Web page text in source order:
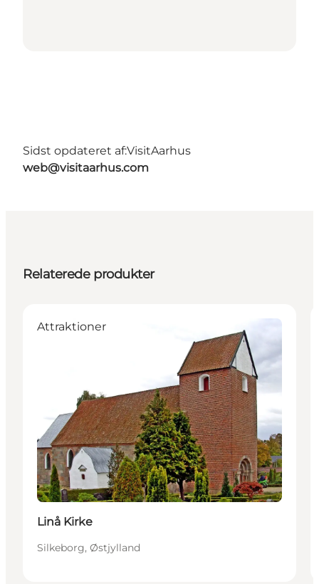
Sidst opdateret af:VisitAarhus
web@visitaarhus.com
Relaterede produkter
Attraktioner
Linå Kirke
Silkeborg, Østjylland